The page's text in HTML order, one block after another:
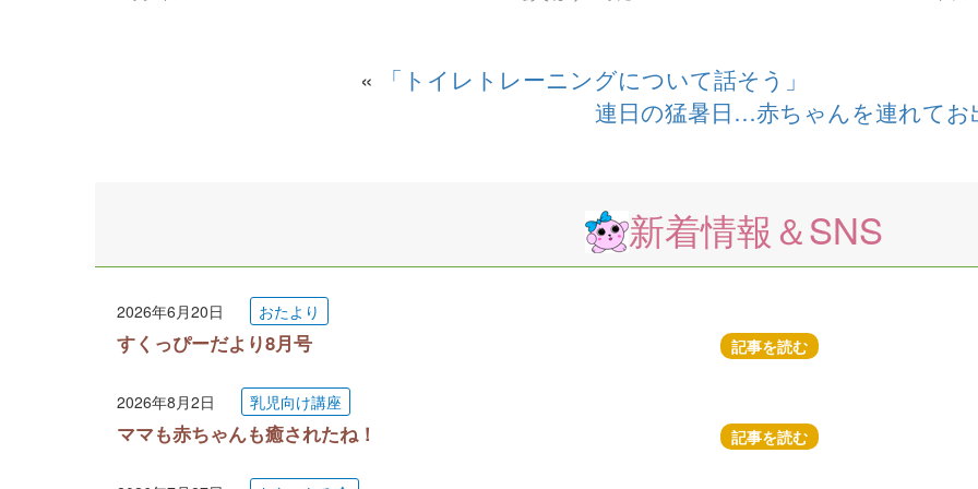
«
「トイレトレーニングについて話そう」
連日の猛暑日…赤ちゃんを連れてお
新着情報＆SNS
2026年6月20日 おたより
すくっぴーだより8月号 記事を読む
2026年8月2日 乳児向け講座
ママも赤ちゃんも癒されたね！ 記事を読む